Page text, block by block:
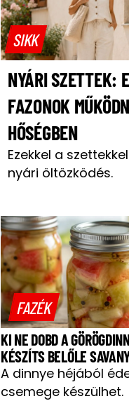
SIKK
NYÁRI SZETTEK:
FAZONOK
HŐSÉGBEN
Ezekkel a
nyári öltözködés.
FAZÉK
KI NE DOBD A
KÉSZÍTS BELŐLE
A dinnye héjából
csemege készülhet.